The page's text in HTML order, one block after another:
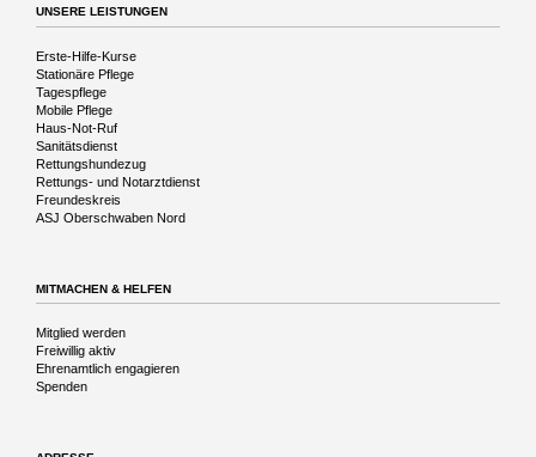
UNSERE LEISTUNGEN
Navigation
überspringen
Erste-Hilfe-Kurse
Stationäre Pflege
Tagespflege
Mobile Pflege
Haus-Not-Ruf
Sanitätsdienst
Rettungshundezug
Rettungs- und Notarztdienst
Freundeskreis
ASJ Oberschwaben Nord
MITMACHEN & HELFEN
Navigation
überspringen
Mitglied werden
Freiwillig aktiv
Ehrenamtlich engagieren
Spenden